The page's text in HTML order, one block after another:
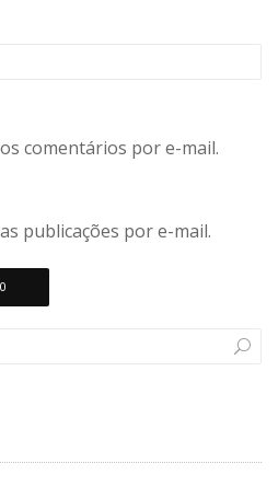
comentários por e-mail.
publicações por e-mail.